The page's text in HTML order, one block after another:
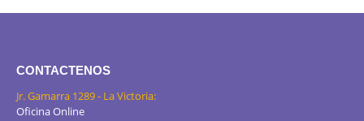
CONTACTENOS
Jr. Gamarra 1289 - La Victoria:
Oficina Online